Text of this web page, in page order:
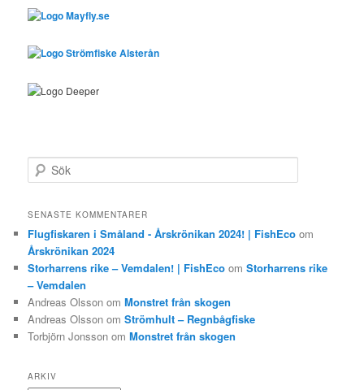
ö
SENASTE KOMMENTARER
Flugfiskaren i Småland - Årskrönikan 2024! | FishEco om
Årskrönikan 2024
Storharrens rike – Vemdalen! | FishEco omStorharrens rike
– Vemdalen
Andreas Olsson omMonstret från skogen
Andreas Olsson omStrömhult – Regnbågfiske
Torbjörn Jonsson omMonstret från skogen
ARKIV